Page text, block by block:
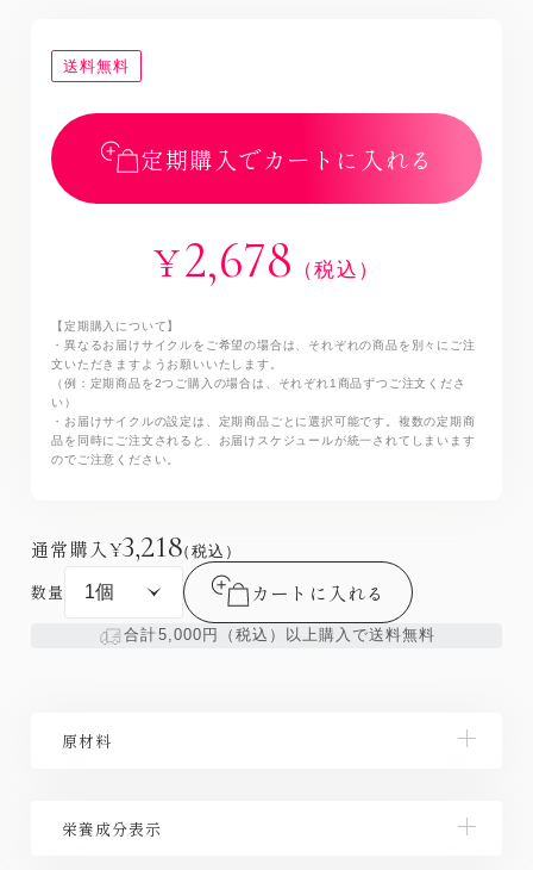
送料無料
定期購入でカートに入れる
¥2,678 （税込）
【定期購入について】
・異なるお届けサイクルをご希望の場合は、それぞれの商品を別々にご注
文いただきますようお願いいたします。
（例：定期商品を2つご購入の場合は、それぞれ1商品ずつご注文くださ
い）
・お届けサイクルの設定は、定期商品ごとに選択可能です。複数の定期商
品を同時にご注文されると、お届けスケジュールが統一されてしまいます
のでご注意ください。
通常購入 ¥3,218（税込）
数量 カートに入れる
合計5,000円（税込）以上購入で送料無料
原材料
麦芽糖水飴 、 金時ショウガ末 、 カンゾウエキス 、
栄養成分表示